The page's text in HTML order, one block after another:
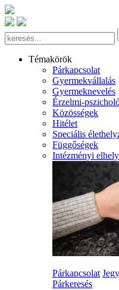
Témakörök
Párkapcsolat
Gyermekvállalás
Gyermeknevelés
Érzelmi-
Közösségek
Hitélet
Speciális
Függőségek
Intézményi
Párkapcsolat
Párkeresés